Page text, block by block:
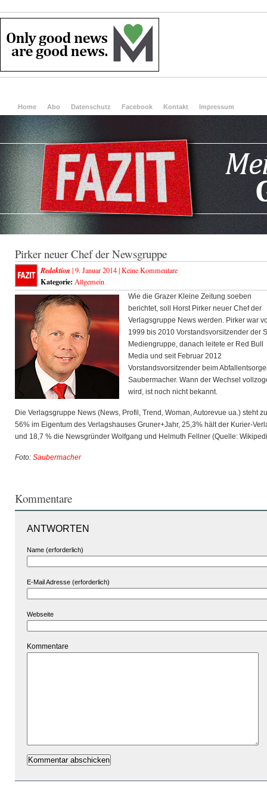
Home Abo Datenschutz Facebook Kontakt Impressum
Pirker neuer Chef der Newsgruppe
Redaktion | 9. Januar 2014 |Keine Kommentare
Kategorie: Allgemein
Wie die Grazer Kleine Zeitung soeben
berichtet, soll Horst Pirker neuer Chef der
Verlagsgruppe News werden. Pirker war
1999 bis 2010 Vorstandsvorsitzender der
Mediengruppe, danach leitete er Red Bull
Media und seit Februar 2012
Vorstandsvorsitzender beim
Saubermacher. Wann der Wechsel
wird, ist noch nicht bekannt.
Die Verlagsgruppe News (News, Profil, Trend, Woman, Autorevue ua.) steht zu
56% im Eigentum des Verlagshauses Gruner+Jahr, 25,3% hält der Kurier-
und 18,7 % die Newsgründer Wolfgang und Helmuth Fellner (Quelle:
Foto: Saubermacher
Kommentare
ANTWORTEN
Name (erforderlich)
E-Mail Adresse (erforderlich)
Webseite
Kommentare